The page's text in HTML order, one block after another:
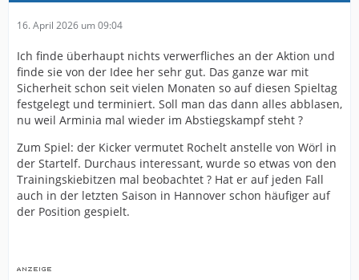
16. April 2026 um 09:04
Ich finde überhaupt nichts verwerfliches an der Aktion und
finde sie von der Idee her sehr gut. Das ganze war mit
Sicherheit schon seit vielen Monaten so auf diesen Spieltag
festgelegt und terminiert. Soll man das dann alles abblasen,
nu weil Arminia mal wieder im Abstiegskampf steht ?
Zum Spiel: der Kicker vermutet Rochelt anstelle von Wörl in
der Startelf. Durchaus interessant, wurde so etwas von den
Trainingskiebitzen mal beobachtet ? Hat er auf jeden Fall
auch in der letzten Saison in Hannover schon häufiger auf
der Position gespielt.